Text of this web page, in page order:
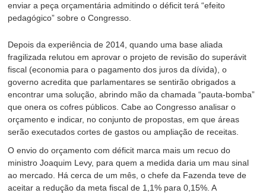
enviar a peça orçamentária admitindo o déficit terá “efeito
pedagógico” sobre o Congresso.
Depois da experiência de 2014, quando uma base aliada
fragilizada relutou em aprovar o projeto de revisão do superávit
fiscal (economia para o pagamento dos juros da dívida), o
governo acredita que parlamentares se sentirão obrigados a
encontrar uma solução, abrindo mão da chamada “pauta-bomba”
que onera os cofres públicos. Cabe ao Congresso analisar o
orçamento e indicar, no conjunto de propostas, em que áreas
serão executados cortes de gastos ou ampliação de receitas.
O envio do orçamento com déficit marca mais um recuo do
ministro Joaquim Levy, para quem a medida daria um mau sinal
ao mercado. Há cerca de um mês, o chefe da Fazenda teve de
aceitar a redução da meta fiscal de 1,1% para 0,15%. A